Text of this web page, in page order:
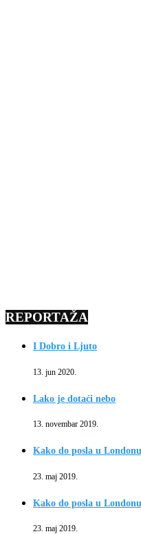
REPORTAŽA
I Dobro i Ljuto
13. jun 2020.
Lako je dotaći nebo
13. novembar 2019.
Kako do posla u
23. maj 2019.
Kako do posla u
23. maj 2019.